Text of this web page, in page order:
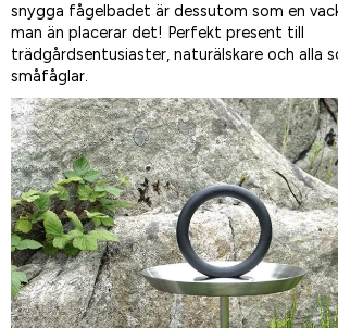
snygga fågelbadet är dessutom som en
man än placerar det! Perfekt present till
trädgårdsentusiaster, naturälskare och alla
småfåglar.